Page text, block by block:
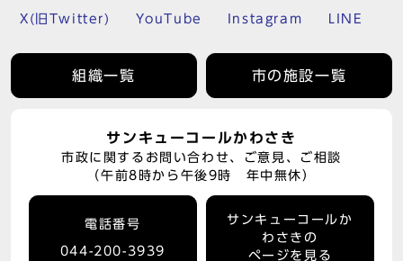
X(旧Twitter) YouTube Instagram LINE
組織一覧 市の施設一覧
サンキューコールかわさき
市政に関するお問い合わせ、ご意見、ご相談
（午前8時から午後9時 年中無休）
電話番号
044-200-3939
サンキューコールか
わさきの
ページを見る